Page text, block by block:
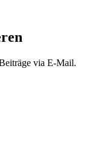
via E-Mail.